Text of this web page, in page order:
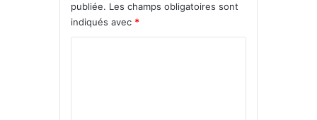
publiée. Les champs obligatoires sont
indiqués avec *